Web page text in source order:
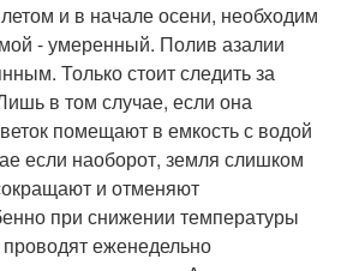
и в начале осени, необходим
- умеренный. Полив азалии
Только стоит следить за
в том случае, если она
помещают в емкость с водой
если наоборот, земля слишком
и отменяют
при снижении температуры
еженедельно